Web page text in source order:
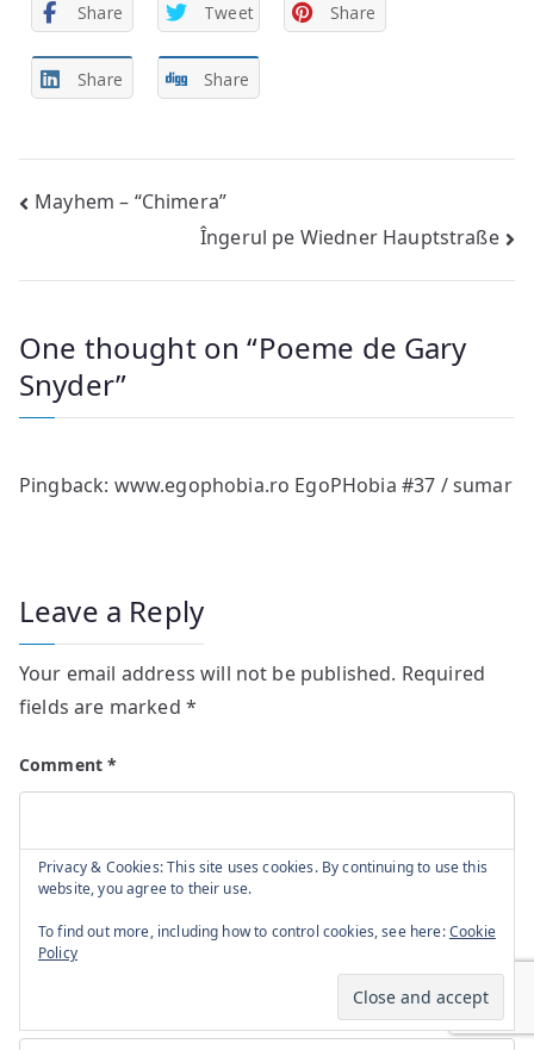
Share Tweet Share
Share Share
Post
navigation
Mayhem – “Chimera”
Îngerul pe Wiedner Hauptstraße
One thought on “Poeme de Gary
Snyder”
Pingback: www.egophobia.ro EgoPHobia #37 / sumar
Leave a Reply
Your email address will not be published. Required
fields are marked *
Comment*
Privacy & Cookies: This site uses cookies. By continuing to use this
website, you agree to their use.
To find out more, including how to control cookies, see here:Cookie
Policy